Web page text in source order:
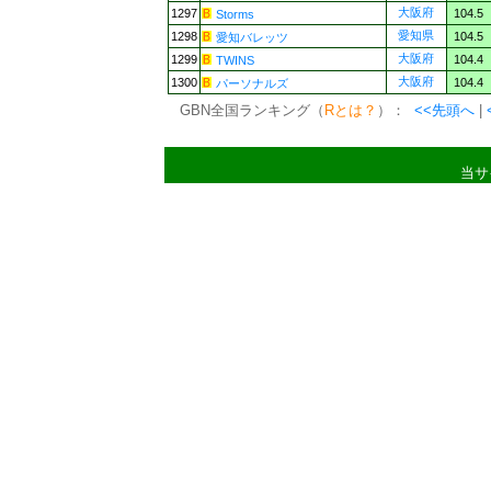
1297
Storms 大阪府
104.5
1298
愛知バレッツ 愛知県
104.5
1299
TWINS 大阪府
104.4
1300
パーソナルズ 大阪府 104.4
GBN全国ランキング（ Rとは？ ）： <<先頭へ
当